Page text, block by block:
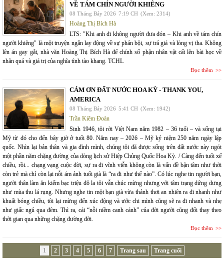
VỀ TÁM CHÍN NGƯỜI KHIÊNG
08 Tháng Bảy 2026 7:19 CH (Xem: 2314)
Hoàng Thị Bích Hà
LTS: "Khi anh đi không người đưa đón – Khi anh về tám chín
người khiêng" là một truyện ngắn lay động về sự phản bội, sự trả giá và lòng vị tha. Không
lên án gay gắt, nhà văn Hoàng Thị Bích Hà để chính số phận nhân vật cất lên bài học về
nhân quả và giá trị của nghĩa tình tào khang. TCHL
Đọc thêm
CÁM ƠN ĐẤT NƯỚC HOA KỲ - THANK YOU,
AMERICA
08 Tháng Bảy 2026 5:41 CH (Xem: 1942)
Trần Kiêm Đoàn
Sinh 1946, tôi rời Việt Nam năm 1982 – 36 tuổi – và sống tại
Mỹ từ đó cho đến bây giờ ở tuổi 80. Năm nay – 2026 – Mỹ kỷ niệm 250 năm ngày lập
quốc. Nhìn lại bản thân và gia đình mình, chúng tôi đã được sống trên đất nước này ngót
một phần năm chặng đường của dòng lịch sử Hiệp Chủng Quốc Hoa Kỳ. / Càng đến tuổi xế
chiều, rồi... chạng vạng cuộc đời, sự ra đi vĩnh viễn không còn là vấn đề bận tâm như thời
còn trẻ mà chỉ còn lại nỗi ám ảnh tuổi già là “ra đi như thế nào”. Có lúc nghe tin người bạn,
người thân làm ăn kiếm bạc triệu đô la tôi vẫn chúc mừng nhưng với tâm trạng dửng dưng
như mùa thu lá rụng. Nhưng nghe tin một bạn già vừa thảnh thơi an nhiên ra đi nhanh như
khuất bóng chiều, tôi lại mừng đến xúc động và ước chi mình cũng sẽ ra đi nhanh và nhẹ
như giấc ngủ qua đêm. Thì ra, cái “nỗi niềm canh cánh” của đời người cũng đổi thay theo
thời gian qua những chặng đường đời.
Đọc thêm
1 2 3 4 5 6 7 Trang sau Trang cuối